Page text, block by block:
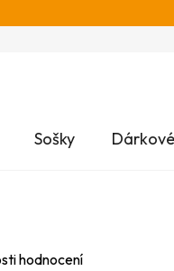
Sošky
hodnocení